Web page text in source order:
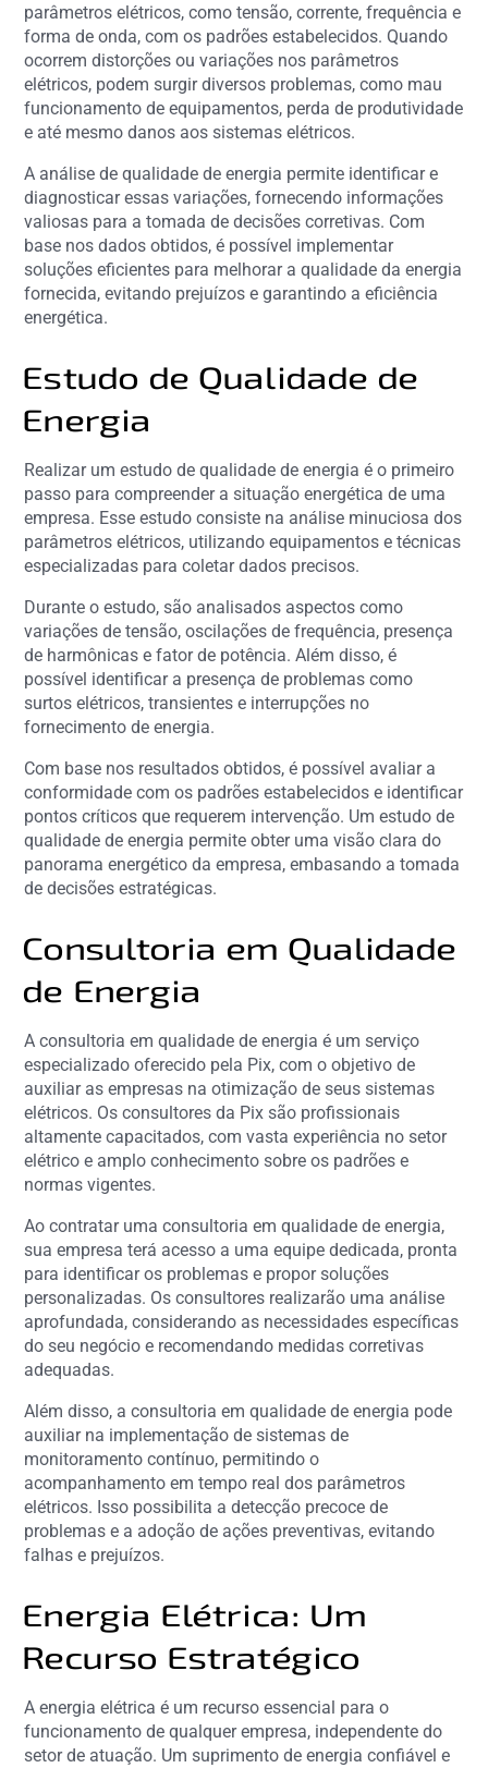
parâmetros elétricos, como tensão, corrente, frequência e
forma de onda, com os padrões estabelecidos. Quando
ocorrem distorções ou variações nos parâmetros
elétricos, podem surgir diversos problemas, como mau
funcionamento de equipamentos, perda de produtividade
e até mesmo danos aos sistemas elétricos.
A análise de qualidade de energia permite identificar e
diagnosticar essas variações, fornecendo informações
valiosas para a tomada de decisões corretivas. Com
base nos dados obtidos, é possível implementar
soluções eficientes para melhorar a qualidade da energia
fornecida, evitando prejuízos e garantindo a eficiência
energética.
Estudo de Qualidade de
Energia
Realizar um estudo de qualidade de energia é o primeiro
passo para compreender a situação energética de uma
empresa. Esse estudo consiste na análise minuciosa dos
parâmetros elétricos, utilizando equipamentos e técnicas
especializadas para coletar dados precisos.
Durante o estudo, são analisados aspectos como
variações de tensão, oscilações de frequência, presença
de harmônicas e fator de potência. Além disso, é
possível identificar a presença de problemas como
surtos elétricos, transientes e interrupções no
fornecimento de energia.
Com base nos resultados obtidos, é possível avaliar a
conformidade com os padrões estabelecidos e identificar
pontos críticos que requerem intervenção. Um estudo de
qualidade de energia permite obter uma visão clara do
panorama energético da empresa, embasando a tomada
de decisões estratégicas.
Consultoria em Qualidade
de Energia
A consultoria em qualidade de energia é um serviço
especializado oferecido pela Pix, com o objetivo de
auxiliar as empresas na otimização de seus sistemas
elétricos. Os consultores da Pix são profissionais
altamente capacitados, com vasta experiência no setor
elétrico e amplo conhecimento sobre os padrões e
normas vigentes.
Ao contratar uma consultoria em qualidade de energia,
sua empresa terá acesso a uma equipe dedicada, pronta
para identificar os problemas e propor soluções
personalizadas. Os consultores realizarão uma análise
aprofundada, considerando as necessidades específicas
do seu negócio e recomendando medidas corretivas
adequadas.
Além disso, a consultoria em qualidade de energia pode
auxiliar na implementação de sistemas de
monitoramento contínuo, permitindo o
acompanhamento em tempo real dos parâmetros
elétricos. Isso possibilita a detecção precoce de
problemas e a adoção de ações preventivas, evitando
falhas e prejuízos.
Energia Elétrica: Um
Recurso Estratégico
A energia elétrica é um recurso essencial para o
funcionamento de qualquer empresa, independente do
setor de atuação. Um suprimento de energia confiável e